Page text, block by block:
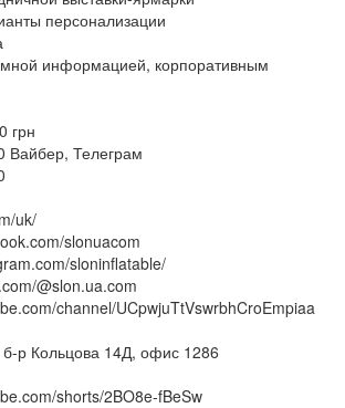
персонализации
информацией, корпоративным
грн
Вайбер, Телеграм
uk/
slonuacom
sloninflatable/
@slon.ua.com
channel/UCpwjuTtVswrbhCroEmpiaa
б-р Кольцова 14Д, офис 1286
shorts/2BO8e-fBeSw